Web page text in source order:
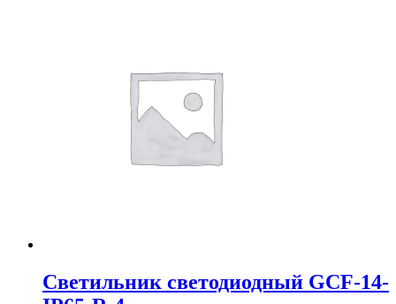
Светильник светодиодный GCF-14-